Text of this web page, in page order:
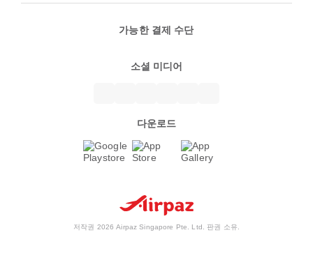
가능한 결제 수단
소셜 미디어
다운로드
저작권 2026 Airpaz Singapore Pte. Ltd. 판권 소유.